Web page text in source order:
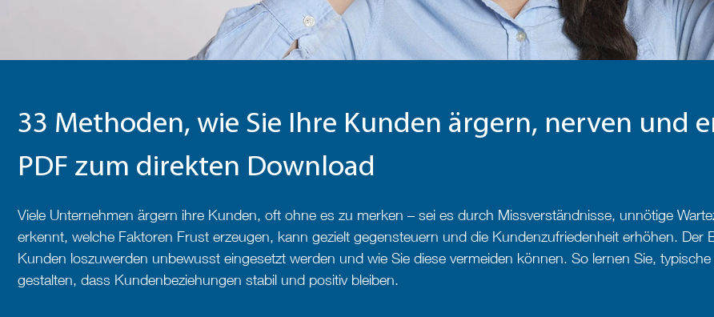
33 Methoden, wie Sie Ihre Kunden ärgern, nerven und
PDF zum direkten Download
Viele Unternehmen ärgern ihre Kunden, oft ohne es zu merken – sei es durch Missverständnisse, unnötige
erkennt, welche Faktoren Frust erzeugen, kann gezielt gegensteuern und die Kundenzufriedenheit erhöhen.
Kunden loszuwerden unbewusst eingesetzt werden und wie Sie diese vermeiden können. So lernen Sie,
gestalten, dass Kundenbeziehungen stabil und positiv bleiben.